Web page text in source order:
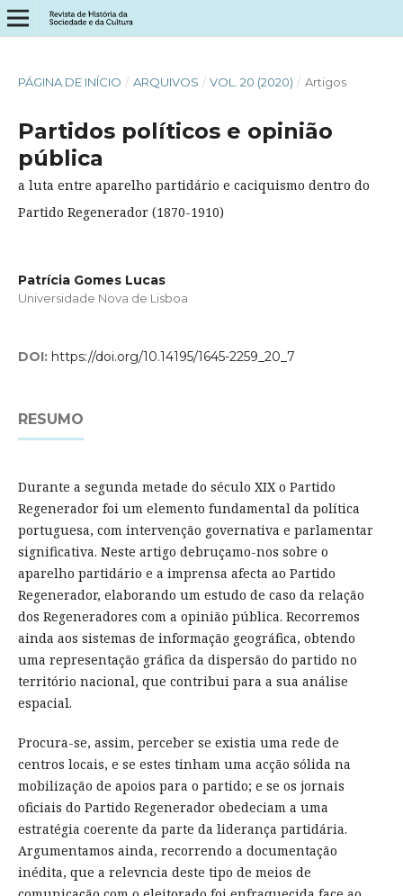
PÁGINA DE INÍCIO / ARQUIVOS / VOL. 20 (2020) / Artigos
Partidos políticos e opinião
pública
a luta entre aparelho partidário e caciquismo dentro do
Partido Regenerador (1870-1910)
Patrícia Gomes Lucas
Universidade Nova de Lisboa
DOI: https://doi.org/10.14195/1645-2259_20_7
RESUMO
Durante a segunda metade do século XIX o Partido
Regenerador foi um elemento fundamental da política
portuguesa, com intervenção governativa e parlamentar
significativa. Neste artigo debruçamo-nos sobre o
aparelho partidário e a imprensa afecta ao Partido
Regenerador, elaborando um estudo de caso da relação
dos Regeneradores com a opinião pública. Recorremos
ainda aos sistemas de informação geográfica, obtendo
uma representação gráfica da dispersão do partido no
território nacional, que contribui para a sua análise
espacial.
Procura-se, assim, perceber se existia uma rede de
centros locais, e se estes tinham uma acção sólida na
mobilização de apoios para o partido; e se os jornais
oficiais do Partido Regenerador obedeciam a uma
estratégia coerente da parte da liderança partidária.
Argumentamos ainda, recorrendo a documentação
inédita, que a relevncia deste tipo de meios de